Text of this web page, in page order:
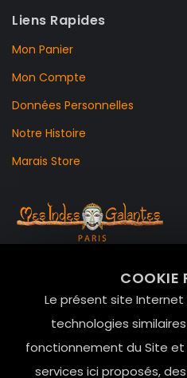
COOKIE
Le présent site
technologies
fonctionnement du Site
services ici proposés,
Liens Rapides
Mon Panier
Mon Compte
Données Personnelles
Notre Histoire
Marais Store
Le Marais, 75004 Paris
01.42.72.42.51